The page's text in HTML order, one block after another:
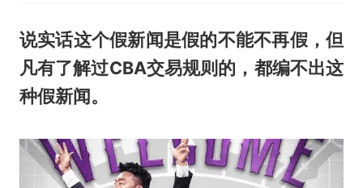
说实话这个假新闻是假的不能不再假，但
凡有了解过CBA交易规则的，都编不出这
种假新闻。